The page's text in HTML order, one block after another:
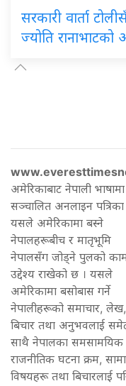
सरकारी वार्ता
ज्योति
अमेरिकाबाट नेपाली भाषामा
सञ्चालित अनलाइन पत्रिका
यसले अमेरिकामा बस्ने
नेपालहरूबीच र मातृभूमि
नेपालसँग जोड्ने पुलको काम
उद्देश्य राखेको छ । यसले
अमेरिकामा बसोबास गर्ने
नेपालीहरूको समाचार, लेख,
बिचार तथा अनुभवलाई
साथै नेपालका समसामयिक
राजनीतिक घटना क्रम,
विषयहरू तथा बिचारलाई